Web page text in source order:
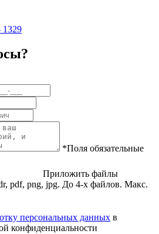
1329
*Поля обязательные
Приложить файлы
pdf, png, jpg. До 4-х файлов. Макс.
персональных данных в
конфиденциальности